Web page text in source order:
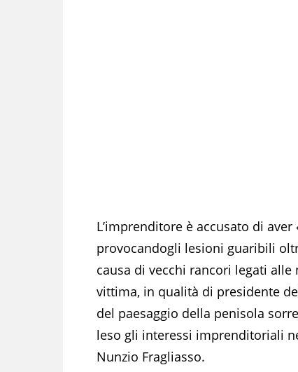
L’imprenditore è accusato di
provocandogli lesioni guaribili
causa di vecchi rancori legati
vittima, in qualità di presidente
del paesaggio della penisola
leso gli interessi imprenditoriali
Nunzio Fragliasso.